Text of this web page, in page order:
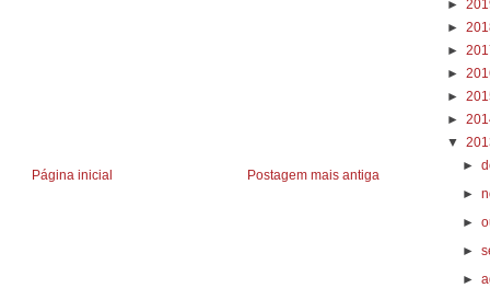
Postagem mais antiga
Página inicial
►
►
►
►
►
►
▼
►
►
►
►
►